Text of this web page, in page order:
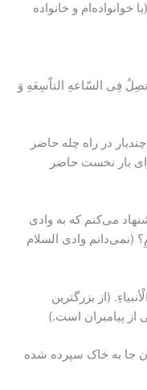
و خانواده
التاّسِعَهِ وَ
در راه چله حاضر
نخست حاضر
می‌کنم که به وادی
(نمی‌دانم وادی السلام
(از بزرگترین
از پیامبران است.)
جا به خاک سپرده شده